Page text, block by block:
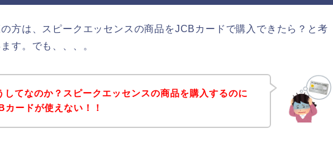
方は、スピークエッセンスの商品をJCBカードで購入できたら？と考
す。でも、、、。
してなのか？スピークエッセンスの商品を購入するのに
カードが使えない！！